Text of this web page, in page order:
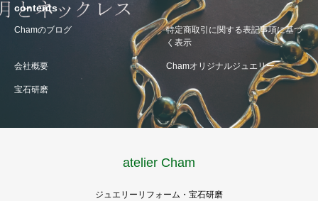
contents
Chamのブログ
特定商取引に関する表記事項に基づ
く表示
会社概要 Chamオリジナルジュエリー
宝石研磨
atelier Cham
ジュエリーリフォーム・宝石研磨